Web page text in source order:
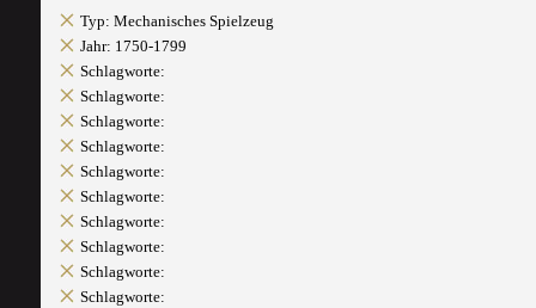
Typ: Mechanisches Spielzeug
Jahr: 1750-1799
Schlagworte:
Schlagworte:
Schlagworte:
Schlagworte:
Schlagworte:
Schlagworte:
Schlagworte:
Schlagworte:
Schlagworte:
Schlagworte: